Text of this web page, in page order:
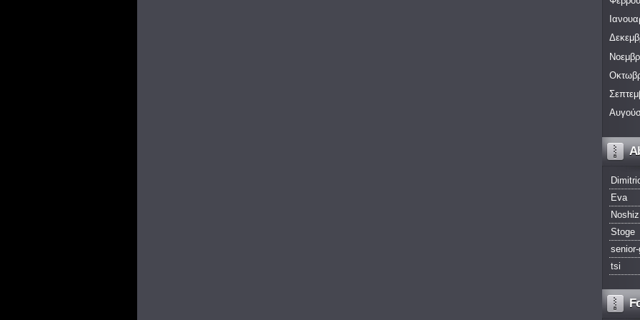
Eva
Noshiz
Stoge
tsi